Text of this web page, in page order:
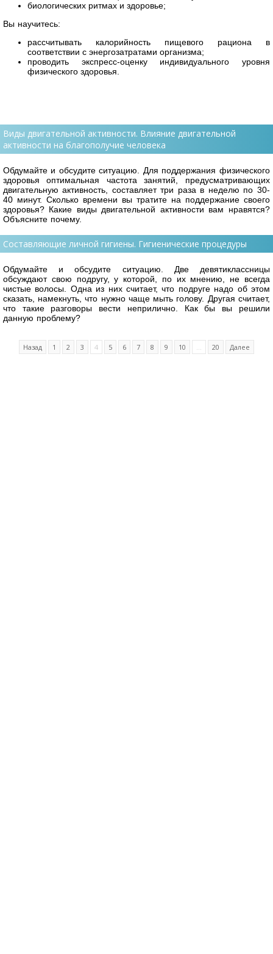
биологических ритмах и здоровье;
Вы научитесь:
рассчитывать калорийность пищевого рациона в
соответствии с энергозатратами организма;
проводить экспресс-оценку индивидуального уровня
физического здоровья.
Виды двигательной активности. Влияние двигательной
активности на благополучие человека
Обдумайте и обсудите ситуацию. Для поддержания физического
здоровья оптимальная частота занятий, предусматривающих
двигательную активность, составляет три раза в неделю по 30-
40 минут. Сколько времени вы тратите на поддержание своего
здоровья? Какие виды двигательной активности вам нравятся?
Объясните почему.
Составляющие личной гигиены. Гигиенические процедуры
Обдумайте и обсудите ситуацию. Две девятиклассницы
обсуждают свою подругу, у которой, по их мнению, не всегда
чистые волосы. Одна из них считает, что подруге надо об этом
сказать, намекнуть, что нужно чаще мыть голову. Другая считает,
что такие разговоры вести неприлично. Как бы вы решили
данную проблему?
Назад 1 2 3 4 5 6 7 8 9 10 ... 20 Далее